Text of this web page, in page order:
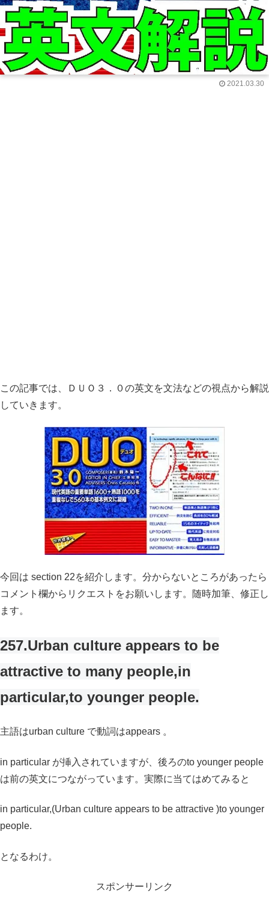
2021.03.30
この記事では、ＤＵＯ３．０の英文を文法などの視点から解説
していきます。
今回は section 22を紹介します。分からないところがあったら
コメント欄からリクエストをお願いします。随時加筆、修正し
ます。
257.Urban culture appears to be
attractive to many people,in
particular,to younger people.
主語はurban culture で動詞はappears 。
in particular が挿入されていますが、後ろのto younger people
は前の英文につながっています。実際に当てはめてみると
in particular,(Urban culture appears to be attractive )to younger
people.
となるわけ。
スポンサーリンク